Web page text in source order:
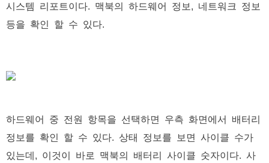
시스템 리포트이다. 맥북의 하드웨어 정보, 네트워크 정보
등을 확인 할 수 있다.
하드웨어 중 전원 항목을 선택하면 우측 화면에서 배터리
정보를 확인 할 수 있다. 상태 정보를 보면 사이클 수가
있는데, 이것이 바로 맥북의 배터리 사이클 숫자이다. 사